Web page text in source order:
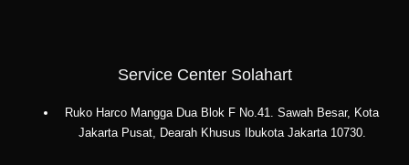
Service Center Solahart
Ruko Harco Mangga Dua Blok F No.41. Sawah Besar, Kota
Jakarta Pusat, Dearah Khusus Ibukota Jakarta 10730.